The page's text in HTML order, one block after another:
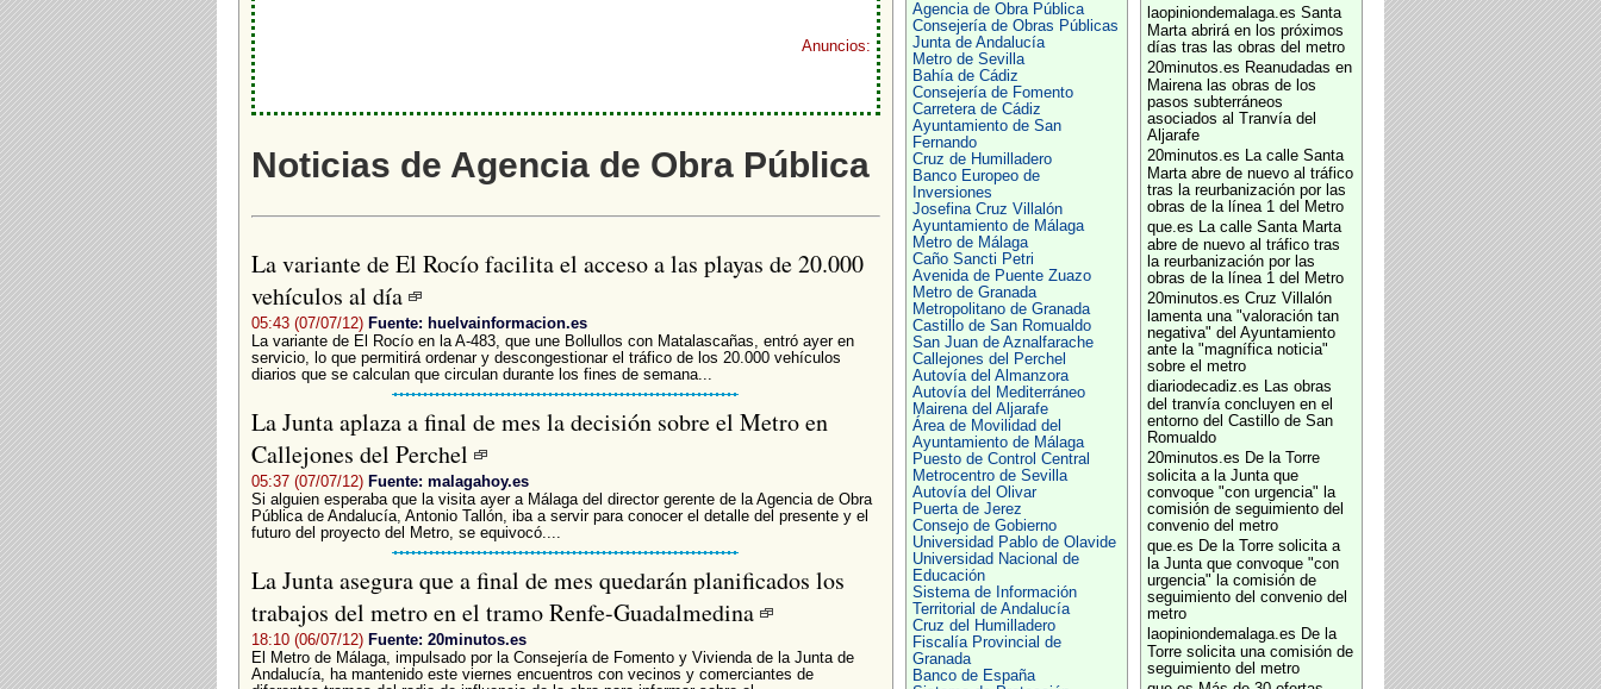
Anuncios:
Noticias de Agencia de Obra Pública
La variante de El Rocío facilita el acceso a las playas de 20.000
vehículos al día
05:43 (07/07/12) Fuente: huelvainformacion.es
La variante de El Rocío en la A-483, que une Bollullos con Matalascañas, entró ayer en
servicio, lo que permitirá ordenar y descongestionar el tráfico de los 20.000 vehículos
diarios que se calculan que circulan durante los fines de semana...
La Junta aplaza a final de mes la decisión sobre el Metro en
Callejones del Perchel
05:37 (07/07/12) Fuente: malagahoy.es
Si alguien esperaba que la visita ayer a Málaga del director gerente de la Agencia de Obra
Pública de Andalucía, Antonio Tallón, iba a servir para conocer el detalle del presente y el
futuro del proyecto del Metro, se equivocó....
La Junta asegura que a final de mes quedarán planificados los
trabajos del metro en el tramo Renfe-Guadalmedina
18:10 (06/07/12) Fuente: 20minutos.es
El Metro de Málaga, impulsado por la Consejería de Fomento y Vivienda de la Junta de
Andalucía, ha mantenido este viernes encuentros con vecinos y comerciantes de
Agencia de Obra Pública
Consejería de Obras Públicas
Junta de Andalucía
Metro de Sevilla
Bahía de Cádiz
Consejería de Fomento
Carretera de Cádiz
Ayuntamiento de San
Fernando
Cruz de Humilladero
Banco Europeo de
Inversiones
Josefina Cruz Villalón
Ayuntamiento de Málaga
Metro de Málaga
Caño Sancti Petri
Avenida de Puente Zuazo
Metro de Granada
Metropolitano de Granada
Castillo de San Romualdo
San Juan de Aznalfarache
Callejones del Perchel
Autovía del Almanzora
Autovía del Mediterráneo
Mairena del Aljarafe
Área de Movilidad del
Ayuntamiento de Málaga
Puesto de Control Central
Metrocentro de Sevilla
Autovía del Olivar
Puerta de Jerez
Consejo de Gobierno
Universidad Pablo de Olavide
Universidad Nacional de
Educación
Sistema de Información
Territorial de Andalucía
Cruz del Humilladero
Fiscalía Provincial de
Granada
Banco de España
laopiniondemalaga.es Santa
Marta abrirá en los próximos
días tras las obras del metro
20minutos.es Reanudadas en
Mairena las obras de los
pasos subterráneos
asociados al Tranvía del
Aljarafe
20minutos.es La calle Santa
Marta abre de nuevo al tráfico
tras la reurbanización por las
obras de la línea 1 del Metro
que.es La calle Santa Marta
abre de nuevo al tráfico tras
la reurbanización por las
obras de la línea 1 del Metro
20minutos.es Cruz Villalón
lamenta una "valoración tan
negativa" del Ayuntamiento
ante la "magnífica noticia"
sobre el metro
diariodecadiz.es Las obras
del tranvía concluyen en el
entorno del Castillo de San
Romualdo
20minutos.es De la Torre
solicita a la Junta que
convoque "con urgencia" la
comisión de seguimiento del
convenio del metro
que.es De la Torre solicita a
la Junta que convoque "con
urgencia" la comisión de
seguimiento del convenio del
metro
laopiniondemalaga.es De la
Torre solicita una comisión de
seguimiento del metro